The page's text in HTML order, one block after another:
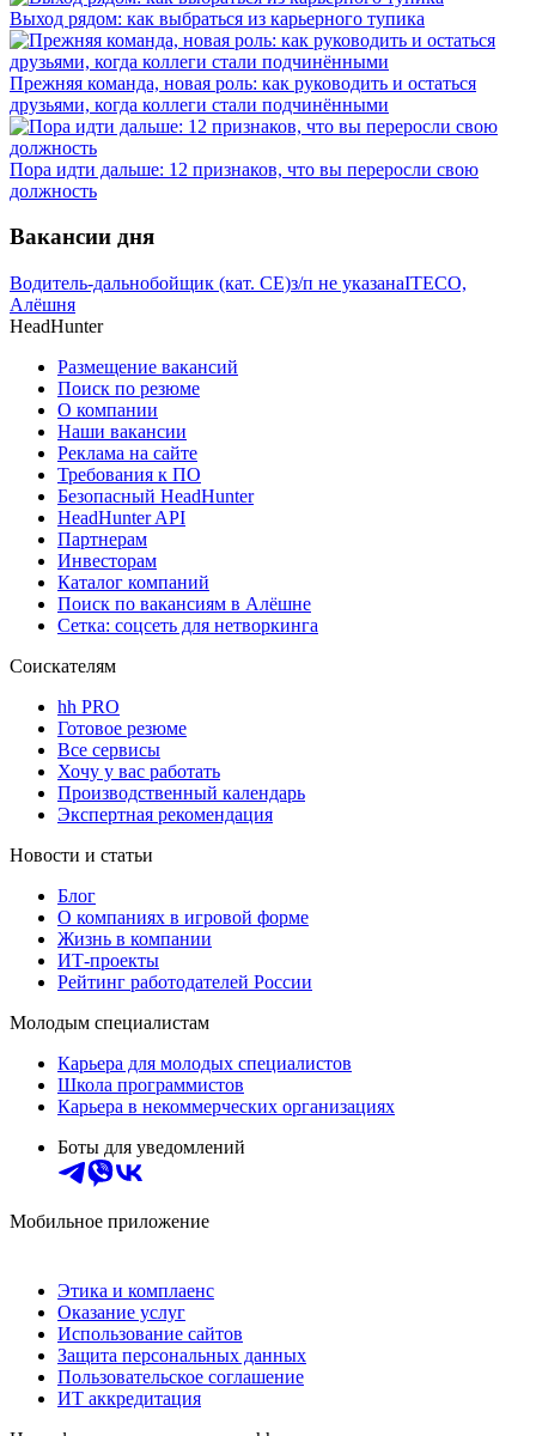
Выход рядом: как выбраться из карьерного тупика
Прежняя команда, новая роль: как руководить и остаться
друзьями, когда коллеги стали подчинёнными
Пора идти дальше: 12 признаков, что вы переросли свою
должность
Вакансии дня
Водитель-дальнобойщик (кат. CE)з/п не указанаITECO,
Алёшня
HeadHunter
Размещение вакансий
Поиск по резюме
О компании
Наши вакансии
Реклама на сайте
Требования к ПО
Безопасный HeadHunter
HeadHunter API
Партнерам
Инвесторам
Каталог компаний
Поиск по вакансиям в Алёшне
Сетка: соцсеть для нетворкинга
Соискателям
hh PRO
Готовое резюме
Все сервисы
Хочу у вас работать
Производственный календарь
Экспертная рекомендация
Новости и статьи
Блог
О компаниях в игровой форме
Жизнь в компании
ИТ-проекты
Рейтинг работодателей России
Молодым специалистам
Карьера для молодых специалистов
Школа программистов
Карьера в некоммерческих организациях
Боты для уведомлений
Мобильное приложение
Этика и комплаенс
Оказание услуг
Использование сайтов
Защита персональных данных
Пользовательское соглашение
ИТ аккредитация